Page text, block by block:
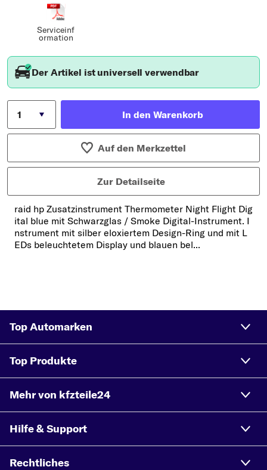
Serviceinf
ormation
Der Artikel ist universell verwendbar
In den Warenkorb
Auf den Merkzettel
Zur Detailseite
raid hp Zusatzinstrument Thermometer Night Flight Dig
ital blue mit Schwarzglas / Smoke Digital-Instrument. I
nstrument mit silber eloxiertem Design-Ring und mit L
EDs beleuchtetem Display und blauen bel...
Top Automarken
Top Produkte
Mehr von kfzteile24
Hilfe & Support
Rechtliches